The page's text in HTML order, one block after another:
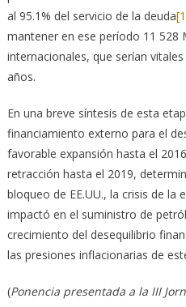
al 95.1% del servicio de la deuda
mantener en ese período 11 528
internacionales, que serían
años.
En una breve síntesis de esta
financiamiento externo para el
favorable expansión hasta el
retracción hasta el 2019,
bloqueo de EE.UU., la crisis de la
impactó en el suministro de
crecimiento del desequilibrio
las presiones inflacionarias de
(Ponencia presentada a la III